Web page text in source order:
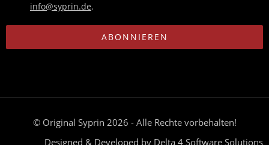
info@syprin.de.
ABONNIEREN
© Original Syprin 2026 - Alle Rechte vorbehalten!
Designed & Developed by Delta 4 Software Solutions